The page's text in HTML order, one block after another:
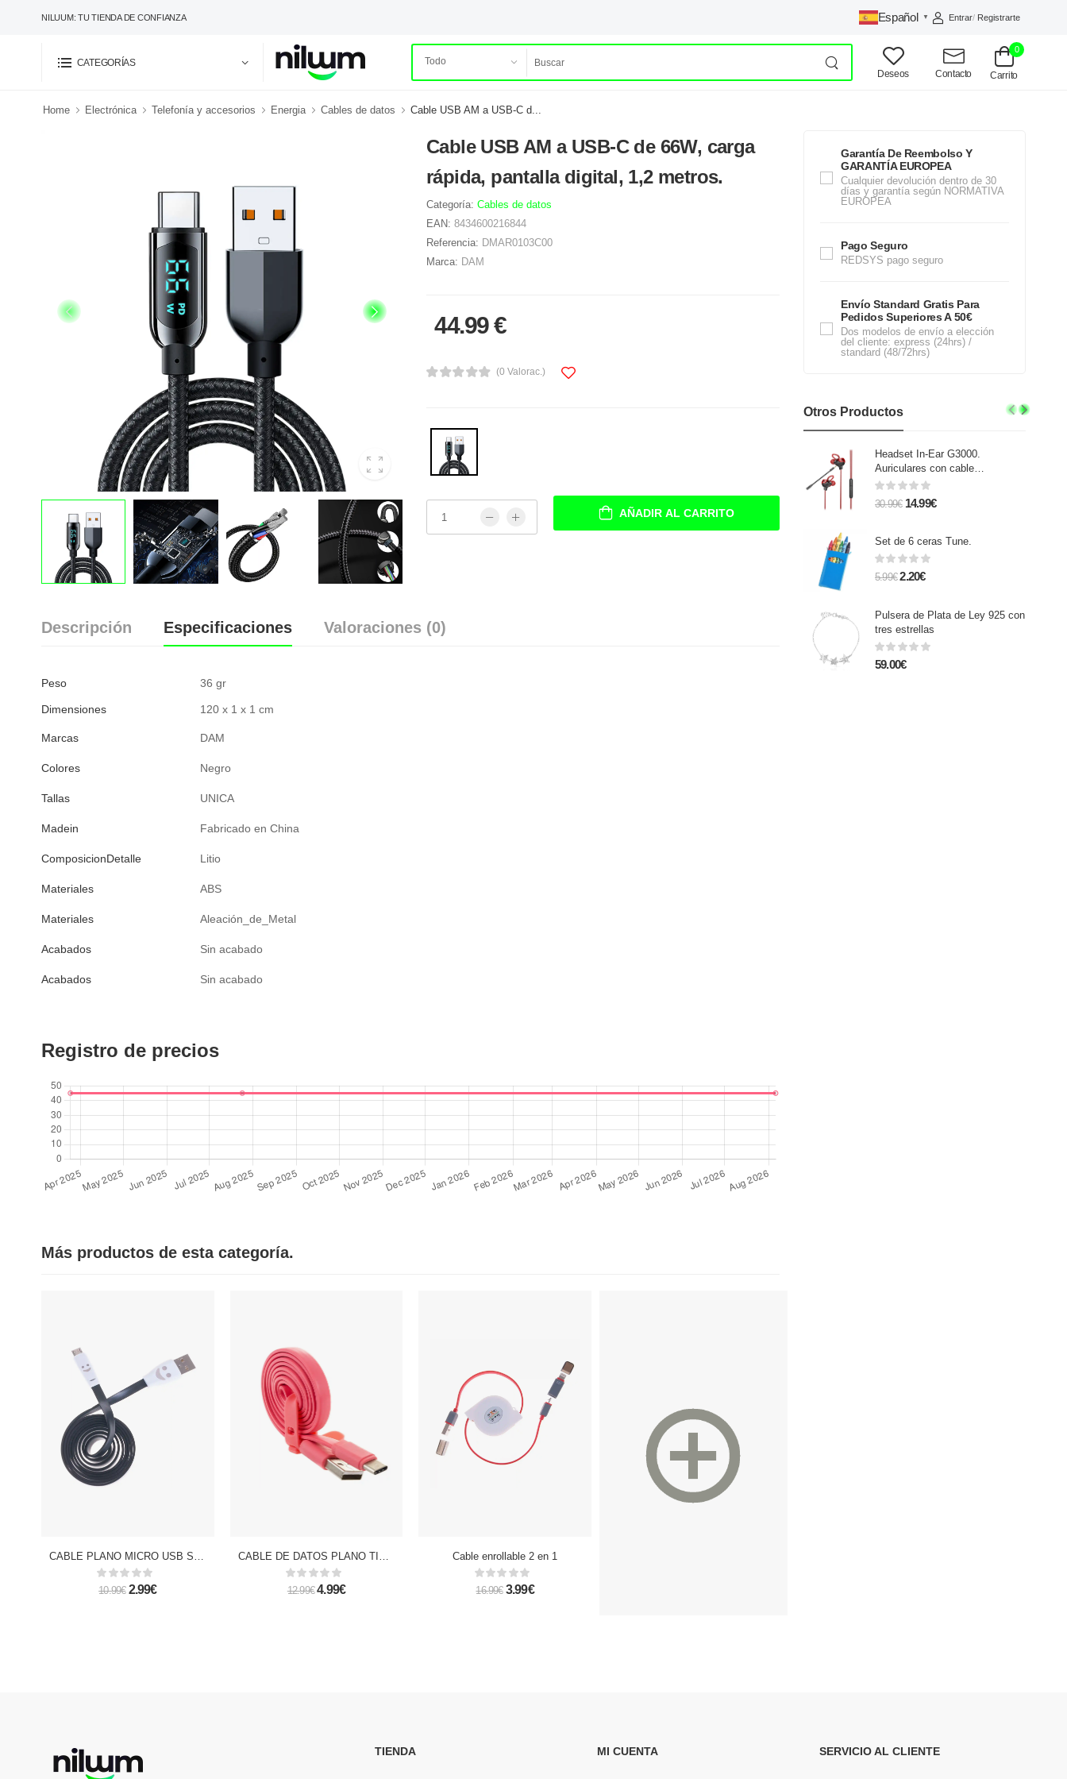
NILUUM: TU TIENDA DE CONFIANZA Español ▼ Entrar/ Registrarte
CATEGORÍAS
Deseos
Contacto
0
Carrito
Home Electrónica Telefonía y accesorios Energia Cables de datos Cable USB AM a USB-C d...
Cable USB AM a USB-C de 66W, carga
rápida, pantalla digital, 1,2 metros.
Categoría: Cables de datos
EAN: 8434600216844
Referencia: DMAR0103C00
Marca: DAM
44.99 €
(0 Valorac.)
AÑADIR AL CARRITO
Descripción Especificaciones Valoraciones (0)
Peso 36 gr
Dimensiones 120 x 1 x 1 cm
Marcas DAM
Colores Negro
Tallas UNICA
Madein Fabricado en China
ComposicionDetalle Litio
Materiales ABS
Materiales Aleación_de_Metal
Acabados Sin acabado
Acabados Sin acabado
Registro de precios
Más productos de esta categoría.
CABLE PLANO MICRO USB SMILE
10.99€ 2.99€
CABLE DE DATOS PLANO TIPO C
12.99€ 4.99€
Cable enrollable 2 en 1
16.99€ 3.99€
Garantía De Reembolso Y
GARANTÍA EUROPEA
Cualquier devolución dentro de 30
días y garantía según NORMATIVA
EUROPEA
Pago Seguro
REDSYS pago seguro
Envío Standard Gratis Para
Pedidos Superiores A 50€
Dos modelos de envío a elección
del cliente: express (24hrs) /
standard (48/72hrs)
Otros Productos
Headset In-Ear G3000.
Auriculares con cable
especiales gaming con
micrófono extraíble. Xbox, PS4,
PC, tablet, móvil.
30.99€ 14.99€
Set de 6 ceras Tune.
5.99€ 2.20€
Pulsera de Plata de Ley 925 con
tres estrellas
59.00€
TIENDA MI CUENTA SERVICIO AL CLIENTE